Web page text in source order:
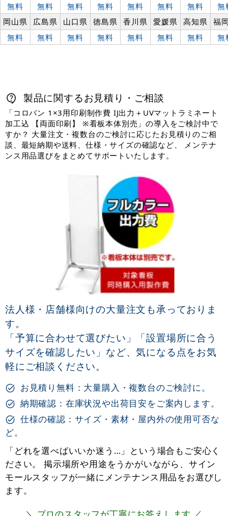
無料
無料 無料 無料 無料 無料 無料
無
岡山県
広島県 山口県 徳島県 香川県 愛媛県 高知県
福
無料
無料 無料 無料 無料 無料 無料 無
製品に関するお見積り・ご相談
「コロバン 1×3用印刷制作費 IJ出力＋UVマットラミネート
加工込 【両面印刷】 ※看板本体別売」の導入をご検討中で
すか？ 大量注文・複数台のご検討に応じたお見積りのご相
談、最短納期や送料、仕様・サイズの確認など、 メンテナ
ンス用品選びをまとめてサポートいたします。
法人様・店舗様向けの大量注文も承っておりま
す。
「予算に合わせて選びたい」「設置場所に合う
サイズを確認したい」など、気になる点をお気
軽にご相談ください。
お見積り無料：大量購入・複数台のご検討に。
納期確認：在庫状況や出荷目安をご案内します。
仕様の確認：サイズ・素材・屋内外の使用可否な
ど。
「どれを選べばいいか迷う…」という場合もご安心く
ださい。 掲示場所や用途をうかがいながら、サイン
モールスタッフが一緒にメンテナンス用品をお選びし
ます。
＼ プロのスタッフが丁寧にお答えします ／